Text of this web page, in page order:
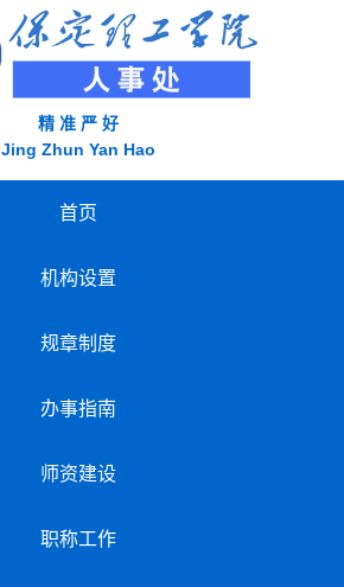
精 准 严 好
Jing Zhun Yan Hao
首页
机构设置
规章制度
办事指南
师资建设
职称工作